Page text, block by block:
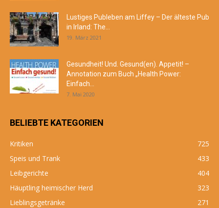
Lustiges Publeben am Liffey – Der älteste Pub
in Irland: The...
19. März 2021
Gesundheit! Und. Gesund(en). Appetit! –
Annotation zum Buch „Health Power:
Einfach...
7. Mai 2020
BELIEBTE KATEGORIEN
Kritiken
725
Speis und Trank
433
Leibgerichte
404
Häuptling heimischer Herd
323
Lieblingsgetränke
271